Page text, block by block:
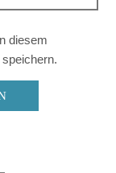
diesem